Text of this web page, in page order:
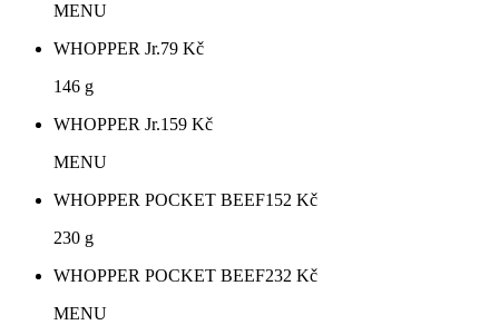
MENU
WHOPPER Jr.79 Kč
146 g
WHOPPER Jr.159 Kč
MENU
WHOPPER POCKET BEEF152 Kč
230 g
WHOPPER POCKET BEEF232 Kč
MENU